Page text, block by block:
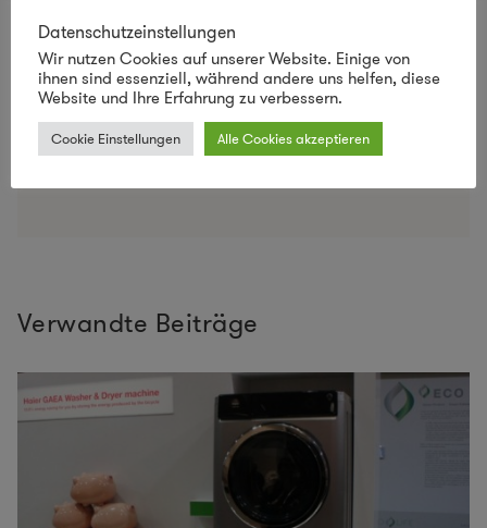
Name, E-Mail-Adresse und Website in diesem
Browser für meinen nächsten Kommentar
speichern.
Verwandte Beiträge
Datenschutzeinstellungen
Wir nutzen Cookies auf unserer Website. Einige von
ihnen sind essenziell, während andere uns helfen, diese
Website und Ihre Erfahrung zu verbessern.
Cookie Einstellungen Alle Cookies akzeptieren